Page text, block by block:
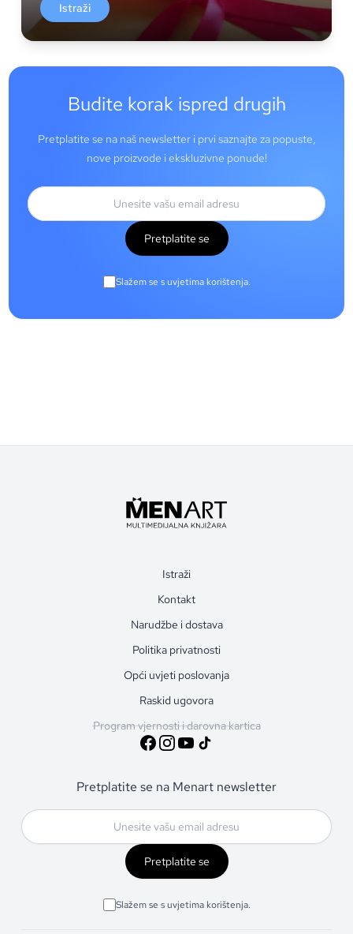
Istraži
Budite korak ispred drugih
Pretplatite se na naš newsletter i prvi saznajte za popuste,
nove proizvode i ekskluzivne ponude!
Pretplatite se
Slažem se s uvjetima korištenja.
Istraži
Kontakt
Narudžbe i dostava
Politika privatnosti
Opći uvjeti poslovanja
Raskid ugovora
Program vjernosti i darovna kartica
Pretplatite se na Menart newsletter
Pretplatite se
Slažem se s uvjetima korištenja.